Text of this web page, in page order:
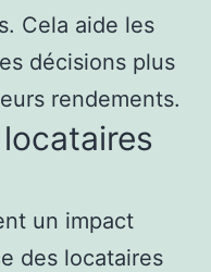
Cela aide les
décisions plus
rendements.
locataires
un impact
des locataires